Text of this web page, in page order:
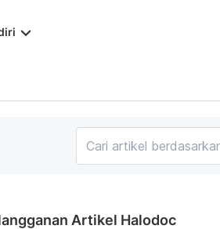
keyboard_arrow_down
Artikel Halodoc